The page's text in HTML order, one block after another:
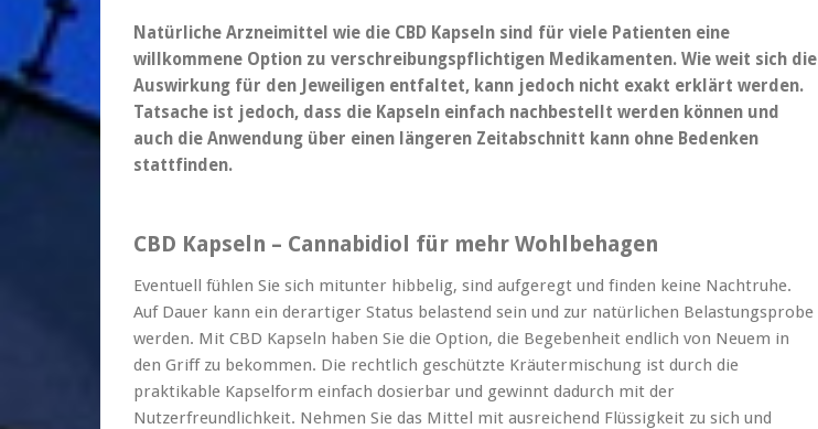
Natürliche Arzneimittel wie die CBD Kapseln sind für viele Patienten eine
willkommene Option zu verschreibungspflichtigen Medikamenten. Wie weit sich die
Auswirkung für den Jeweiligen entfaltet, kann jedoch nicht exakt erklärt werden.
Tatsache ist jedoch, dass die Kapseln einfach nachbestellt werden können und
auch die Anwendung über einen längeren Zeitabschnitt kann ohne Bedenken
stattfinden.
CBD Kapseln – Cannabidiol für mehr Wohlbehagen
Eventuell fühlen Sie sich mitunter hibbelig, sind aufgeregt und finden keine Nachtruhe.
Auf Dauer kann ein derartiger Status belastend sein und zur natürlichen Belastungsprobe
werden. Mit CBD Kapseln haben Sie die Option, die Begebenheit endlich von Neuem in
den Griff zu bekommen. Die rechtlich geschützte Kräutermischung ist durch die
praktikable Kapselform einfach dosierbar und gewinnt dadurch mit der
Nutzerfreundlichkeit. Nehmen Sie das Mittel mit ausreichend Flüssigkeit zu sich und